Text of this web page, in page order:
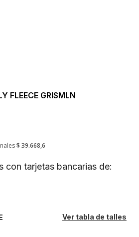
FLEECE GRISMLN
$ 39.668,6
con tarjetas bancarias de:
Ver tabla de talles